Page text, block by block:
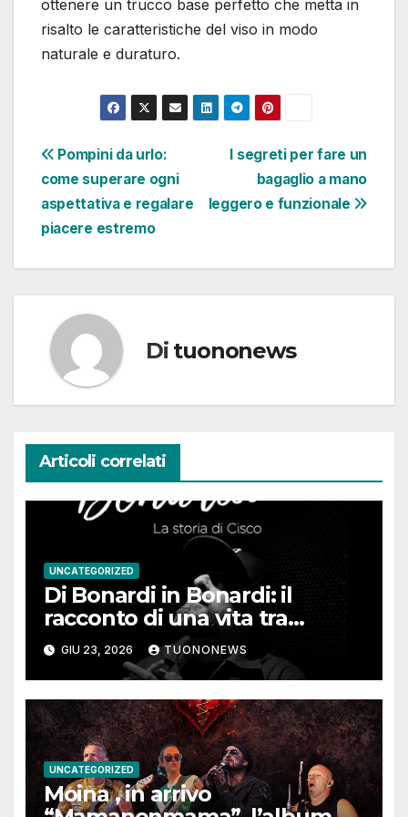
ottenere un trucco base perfetto che metta in
risalto le caratteristiche del viso in modo
naturale e duraturo.
Navigazione
articoli
I segreti per fare un
bagaglio a mano
leggero e funzionale
Pompini da urlo:
come superare ogni
aspettativa e regalare
piacere estremo
Di tuononews
Articoli correlati
UNCATEGORIZED
Di Bonardi in Bonardi: il
racconto di una vita tra
memoria, musica e identità
GIU 23, 2026 TUONONEWS
UNCATEGORIZED
Moina , in arrivo